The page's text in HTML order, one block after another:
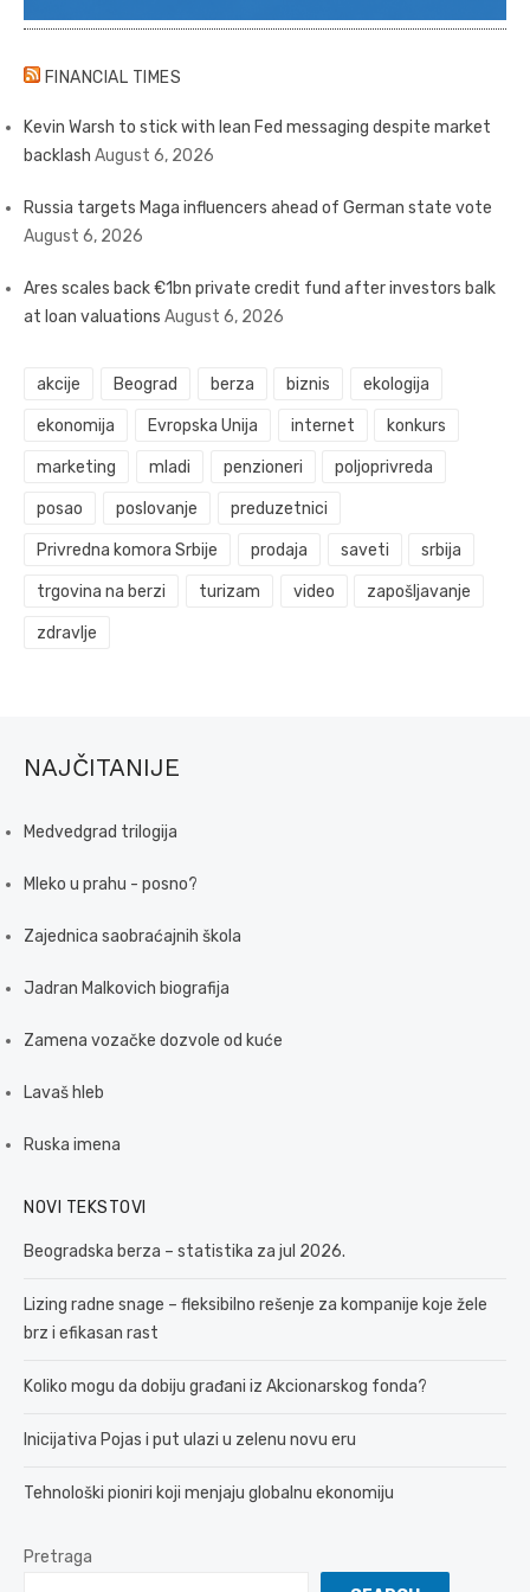
FINANCIAL TIMES
Kevin Warsh to stick with lean Fed messaging despite market
backlash August 6, 2026
Russia targets Maga influencers ahead of German state vote
August 6, 2026
Ares scales back €1bn private credit fund after investors balk
at loan valuations August 6, 2026
akcije Beograd berza biznis ekologija
ekonomija Evropska Unija internet konkurs
marketing mladi penzioneri poljoprivreda
posao poslovanje preduzetnici
Privredna komora Srbije prodaja saveti srbija
trgovina na berzi turizam video zapošljavanje
zdravlje
NAJČITANIJE
Medvedgrad trilogija
Mleko u prahu - posno?
Zajednica saobraćajnih škola
Jadran Malkovich biografija
Zamena vozačke dozvole od kuće
Lavaš hleb
Ruska imena
NOVI TEKSTOVI
Beogradska berza – statistika za jul 2026.
Lizing radne snage – fleksibilno rešenje za kompanije koje žele
brz i efikasan rast
Koliko mogu da dobiju građani iz Akcionarskog fonda?
Inicijativa Pojas i put ulazi u zelenu novu eru
Tehnološki pioniri koji menjaju globalnu ekonomiju
Pretraga